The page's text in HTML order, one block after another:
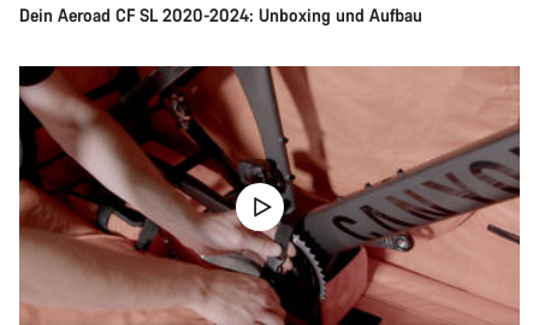
Dein Aeroad CF SL 2020-2024: Unboxing und Aufbau